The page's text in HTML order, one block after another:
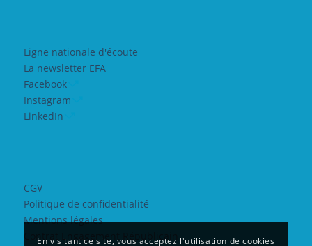
Ligne nationale d'écoute
La newsletter EFA
Facebook
Instagram
LinkedIn
CGV
Politique de confidentialité
Mentions légales
Contrat Engagement Républicain
En visitant ce site, vous acceptez l'utilisation de cookies